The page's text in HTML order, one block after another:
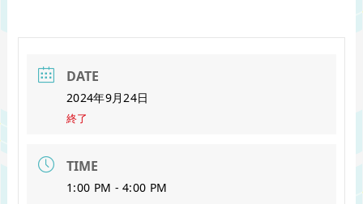
DATE
2024年9月24日
終了
TIME
1:00 PM - 4:00 PM